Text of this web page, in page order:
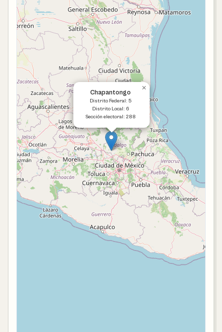
Chapantongo
Distrito Federal: 5
Distrito Local: 6
Sección electoral: 288
×